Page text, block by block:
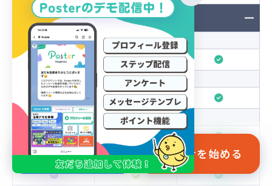
メッセージ管理機能
テンプレート管理
自動応答メッセージ
あいさつメッセージ
キーワード自動応答
資料請求 Posterを始める